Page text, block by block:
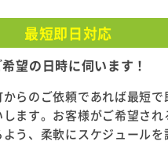
最短即日対応
希望の日時に伺います！
らのご依頼であれば最短で
ます。お客様がご希望され
う、柔軟にスケジュールを